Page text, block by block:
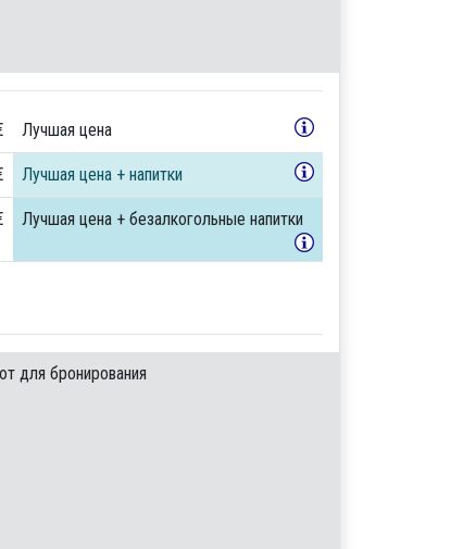
Лучшая цена
Лучшая цена + напитки
Лучшая цена + безалкогольные напитки
для бронирования